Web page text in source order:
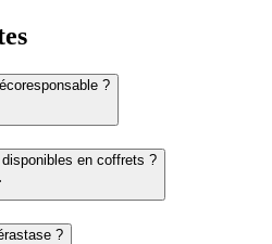
?
en coffrets ?
?